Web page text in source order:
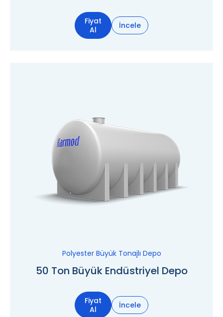
Fiyat
Al
İncele
Polyester Büyük Tonajlı Depo
50 Ton Büyük Endüstriyel Depo
Fiyat
Al
İncele